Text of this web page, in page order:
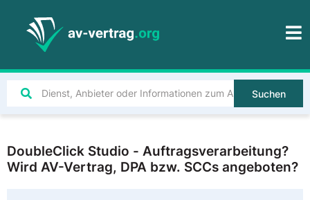
Suchen
DoubleClick Studio - Auftragsverarbeitung?
Wird AV-Vertrag, DPA bzw. SCCs angeboten?